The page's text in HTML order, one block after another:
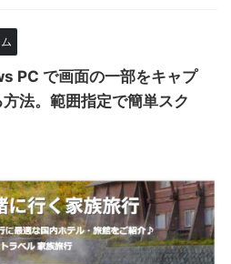
PC で画面の一部をキャプ
法。範囲指定で簡単スク